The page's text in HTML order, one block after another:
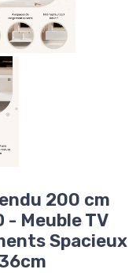
200 cm
- Meuble TV
Spacieux